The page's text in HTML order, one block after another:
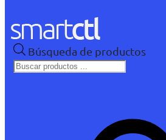
Búsqueda de productos